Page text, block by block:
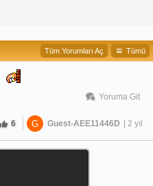
Tümü
Tüm Yorumları Aç
Yoruma Git
6 G Guest-AEE11446D | 2 yıl